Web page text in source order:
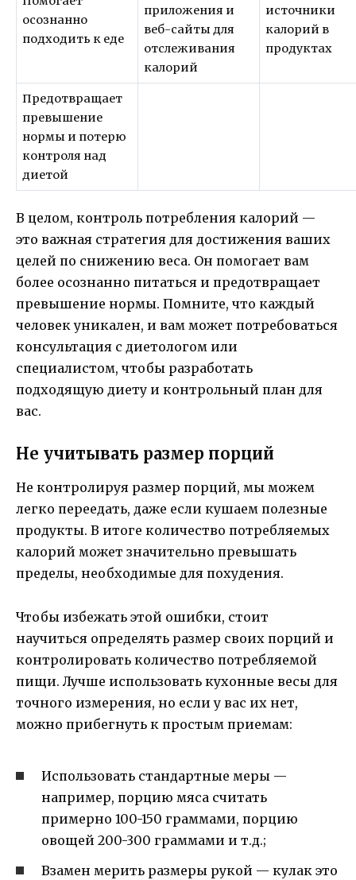
осознанно
подходить к еде
приложения и
веб-сайты для
отслеживания
калорий
источники
калорий в
продуктах
Предотвращает
превышение
нормы и потерю
контроля над
диетой
В целом, контроль потребления калорий —
это важная стратегия для достижения ваших
целей по снижению веса. Он помогает вам
более осознанно питаться и предотвращает
превышение нормы. Помните, что каждый
человек уникален, и вам может потребоваться
консультация с диетологом или
специалистом, чтобы разработать
подходящую диету и контрольный план для
вас.
Не учитывать размер порций
Не контролируя размер порций, мы можем
легко переедать, даже если кушаем полезные
продукты. В итоге количество потребляемых
калорий может значительно превышать
пределы, необходимые для похудения.
Чтобы избежать этой ошибки, стоит
научиться определять размер своих порций и
контролировать количество потребляемой
пищи. Лучше использовать кухонные весы для
точного измерения, но если у вас их нет,
можно прибегнуть к простым приемам:
Использовать стандартные меры —
например, порцию мяса считать
примерно 100-150 граммами, порцию
овощей 200-300 граммами и т.д.;
Взамен мерить размеры рукой — кулак это